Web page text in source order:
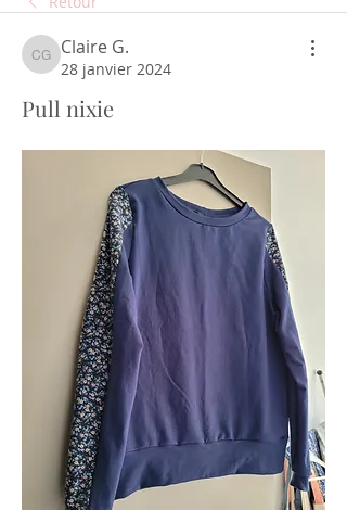
Claire G.
Claire G.
28 janvier 2024
Pull nixie